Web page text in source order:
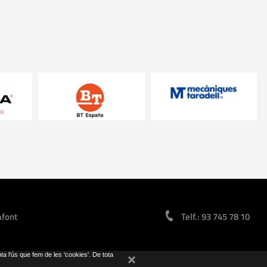
l'ús que fem de les 'cookies'. De tota
Telf.: 93 745 78 10